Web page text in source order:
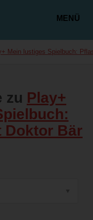
MENÜ
Mein lustiges Spielbuch:
zu Play+
Doktor Bär